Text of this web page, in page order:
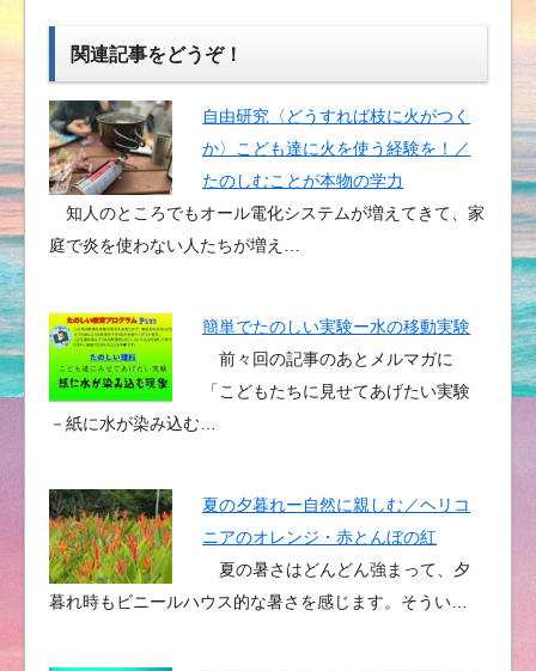
関連記事をどうぞ！
自由研究〈どうすれば枝に火がつく
か〉こども達に火を使う経験を！／
たのしむことが本物の学力
知人のところでもオール電化システムが増えてきて、家
庭で炎を使わない人たちが増え…
簡単でたのしい実験ー水の移動実験
前々回の記事のあとメルマガに
「こどもたちに見せてあげたい実験
－紙に水が染み込む…
夏の夕暮れー自然に親しむ／ヘリコ
ニアのオレンジ・赤とんぼの紅
夏の暑さはどんどん強まって、夕
暮れ時もビニールハウス的な暑さを感じます。そうい…